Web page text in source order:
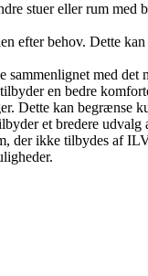
stuer eller rum med
efter behov. Dette
med det
en bedre
Dette kan begrænse
et bredere udvalg
der ikke tilbydes af